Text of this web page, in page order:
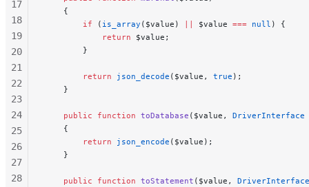
    {
        if
( is_array ($value) || $value === null ) {
            return
$value;
        }
        return
json_decode ($value, true );
    }
    public
function toDatabase ($value, DriverInterface
    {
        return
json_encode ($value);
    }
    public
function toStatement ($value, DriverInterface
17
18
19
20
21
22
23
24
25
26
27
28